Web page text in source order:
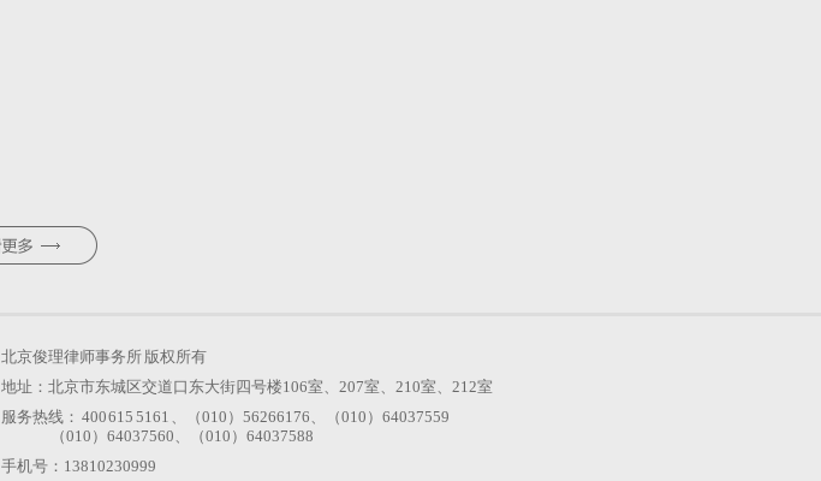
北京俊理律师事务所 版权所有
地址：北京市东城区交道口东大街四号楼106室、207室、210室、212室
服务热线： 400 615 5161 、（010）56266176、（010）64037559
（010）64037560、（010）64037588
手机号：13810230999